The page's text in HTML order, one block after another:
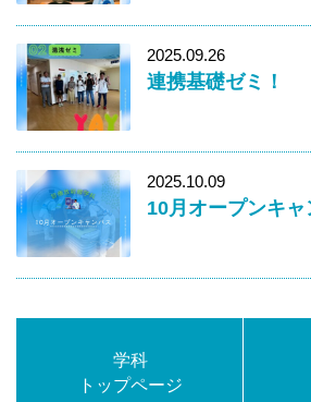
2025.09.26
連携基礎ゼミ！
2025.10.09
10月オープンキャ
学科
トップページ